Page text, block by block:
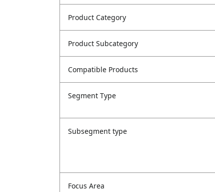
Product Category
Product Subcategory
Compatible Products
Segment Type
Subsegment type
Focus Area